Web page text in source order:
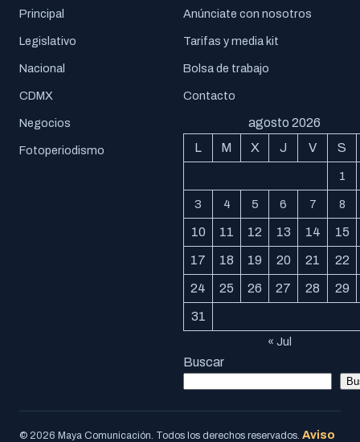
Principal
Legislativo
Nacional
CDMX
Negocios
Fotoperiodismo
Anúnciate con nosotros
Tarifas y media kit
Bolsa de trabajo
Contacto
agosto 2026
L
M X J V S
1
3 4 5 6 7 8
10 11 12 13 14 15
17 18 19 20 21 22
24 25 26 27 28 29
31
« Jul
Buscar
© 2026 Maya Comunicación. Todos los derechos reservados. Aviso